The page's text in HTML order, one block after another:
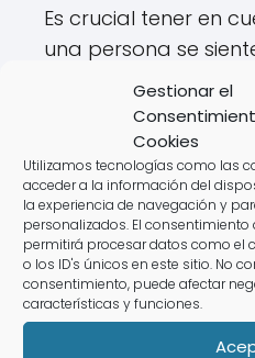
Gestionar el
Cookies
Utilizamos tecnologías como las
acceder a la información del
la experiencia de navegación y
personalizados. El
permitirá procesar datos como el
o los ID's únicos en este sitio. No
consentimiento, puede afectar
características y funciones.
Es crucial tener en
una persona se
puede seguir
de conducción. Por
recomendable
horas después de
de conducir.
¿Qué hacer
por